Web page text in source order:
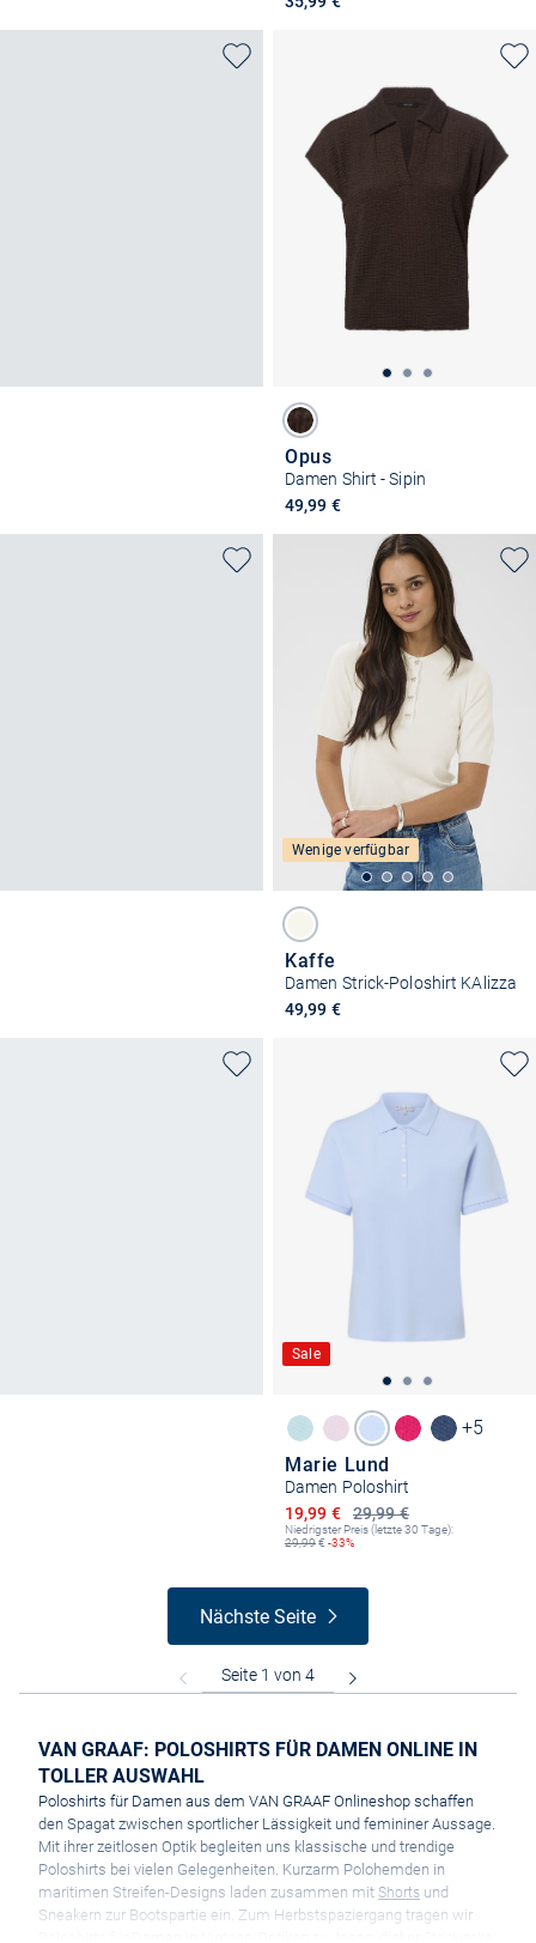
Opus
Damen Shirt - Sipin
49,99 €
Wenige verfügbar
Kaffe
Damen Strick-Poloshirt KAlizza
49,99 €
Sale
+5
Marie Lund
Damen Poloshirt
29,99 €
Ermäßigter Preis
19,99 €
Niedrigster Preis (letzte 30 Tage):
29,99€ -33%
Nächste Seite
VAN GRAAF: POLOSHIRTS FÜR DAMEN ONLINE IN
TOLLER AUSWAHL
Poloshirts für Damen aus dem VAN GRAAF Onlineshop schaffen
den Spagat zwischen sportlicher Lässigkeit und femininer Aussage.
Mit ihrer zeitlosen Optik begleiten uns klassische und trendige
Poloshirts bei vielen Gelegenheiten. Kurzarm Polohemden in
maritimen Streifen-Designs laden zusammen mit Shorts und
Sneakern zur Bootspartie ein. Zum Herbstspaziergang tragen wir